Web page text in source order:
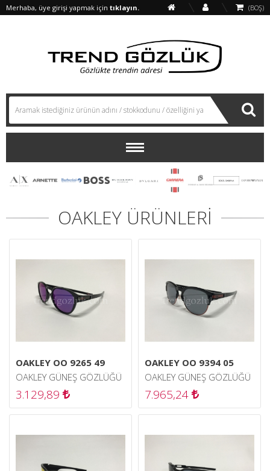
(BOŞ)
Merhaba, üye girişi yapmak için tıklayın.
OAKLEY ÜRÜNLERİ
OAKLEY OO 9265 49
OAKLEY GÜNEŞ GÖZLÜĞÜ
3.129,89
OAKLEY OO 9394 05
OAKLEY GÜNEŞ GÖZLÜĞÜ
7.965,24